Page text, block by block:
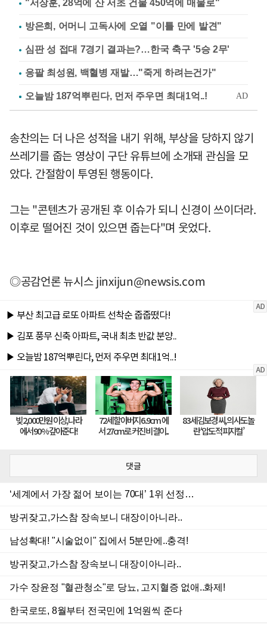
"서장훈, 28억에 산 서초 건물 450억에 매물로"
방은희, 어머니 고독사에 오열 "이틀 만에 발견"
심판 성 접대 7경기 결과는?…한국 축구 '5승 2무'
응팔 최성원, 백혈병 재발…"죽게 하려는건가"
송찬의는 더 나은 성적을 내기 위해, 부상을 당하지 않기
쓰레기를 줍는 영상이 구단 유튜브에 소개돼 관심을 모
았다. 간절함이 투영된 행동이다.
그는 "콘텐츠가 공개된 후 이슈가 되니 신경이 쓰이더라.
이후로 떨어진 것이 있으면 줍는다"며 웃었다.
◎공감언론 뉴시스jinxijun@newsis.com
댓글